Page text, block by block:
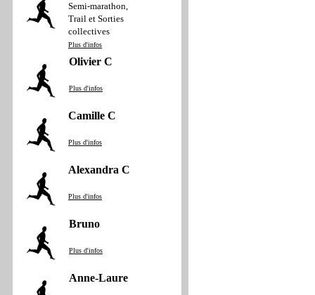
Semi-marathon,
Trail et Sorties
collectives
Plus d'infos
Olivier C
Plus d'infos
Camille C
Plus d'infos
Alexandra C
Plus d'infos
Bruno
Plus d'infos
Anne‐Laure